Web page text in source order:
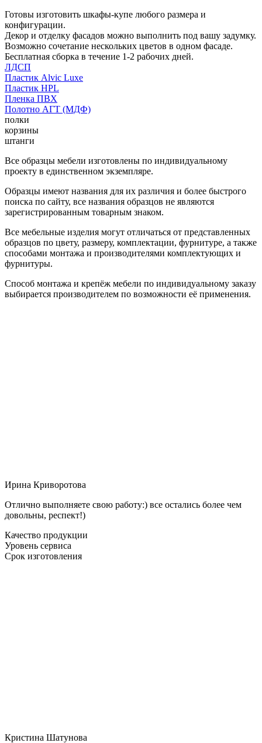
Готовы изготовить шкафы-купе любого размера и
конфигурации.
Декор и отделку фасадов можно выполнить под вашу задумку.
Возможно сочетание нескольких цветов в одном фасаде.
Бесплатная сборка в течение 1-2 рабочих дней.
ЛДСП
Пластик Alvic Luxe
Пластик HPL
Пленка ПВХ
Полотно АГТ (МДФ)
полки
корзины
штанги
Все образцы мебели изготовлены по индивидуальному
проекту в единственном экземпляре.
Образцы имеют названия для их различия и более быстрого
поиска по сайту, все названия образцов не являются
зарегистрированным товарным знаком.
Все мебельные изделия могут отличаться от представленных
образцов по цвету, размеру, комплектации, фурнитуре, а также
способами монтажа и производителями комплектующих и
фурнитуры.
Способ монтажа и крепёж мебели по индивидуальному заказу
выбирается производителем по возможности её применения.
Ирина Криворотова
Отлично выполняете свою работу:) все остались более чем
довольны, респект!)
Качество продукции
Уровень сервиса
Срок изготовления
Кристина Шатунова